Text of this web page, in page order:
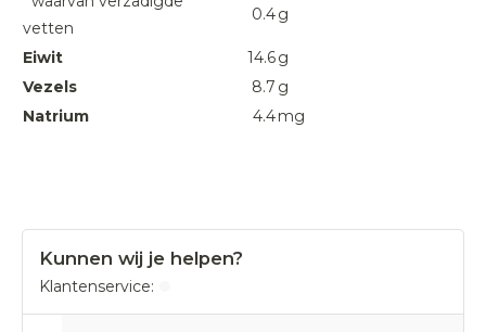
vetten
0.4g
Eiwit 14.6g
Vezels
8.7 g
Natrium
4.4mg
Kunnen wij je helpen?
Klantenservice: